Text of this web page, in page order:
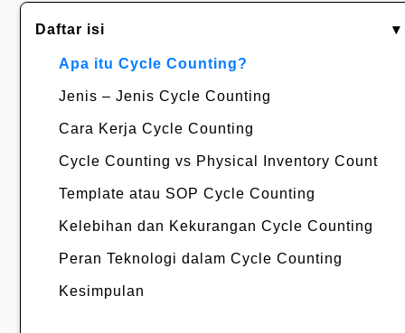
Daftar isi ▾
Apa itu Cycle Counting?
Jenis – Jenis Cycle Counting
Cara Kerja Cycle Counting
Cycle Counting vs Physical Inventory Count
Template atau SOP Cycle Counting
Kelebihan dan Kekurangan Cycle Counting
Peran Teknologi dalam Cycle Counting
Kesimpulan